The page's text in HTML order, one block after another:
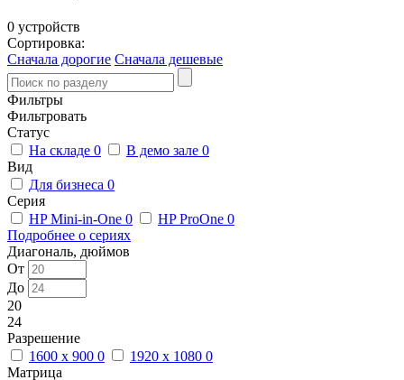
0 устройств
Сортировка:
Сначала дорогие Сначала дешевые
Фильтры
Фильтровать
Статус
На складе 0 В демо зале 0
Вид
Для бизнеса 0
Серия
HP Mini-in-One 0 HP ProOne 0
Подробнее о сериях
Диагональ, дюймов
От
До
20
24
Разрешение
1600 x 900 0 1920 x 1080 0
Матрица